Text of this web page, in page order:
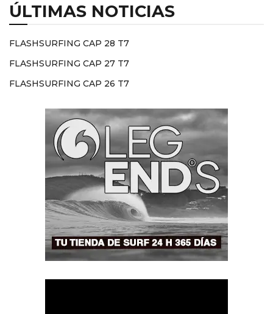
ÚLTIMAS NOTICIAS
FLASHSURFING CAP 28 T7
FLASHSURFING CAP 27 T7
FLASHSURFING CAP 26 T7